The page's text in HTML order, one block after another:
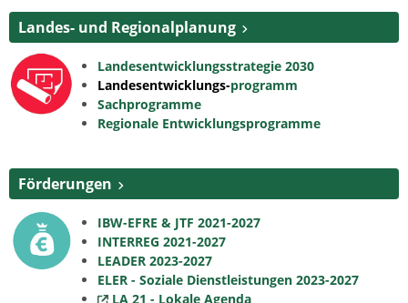
Landes- und Regionalplanung
Landesentwicklungsstrategie 2030
Landesentwicklungs-programm
Sachprogramme
Regionale Entwicklungsprogramme
Förderungen
IBW-EFRE & JTF 2021-2027
INTERREG 2021-2027
LEADER 2023-2027
ELER - Soziale Dienstleistungen 2023-2027
LA 21 - Lokale Agenda